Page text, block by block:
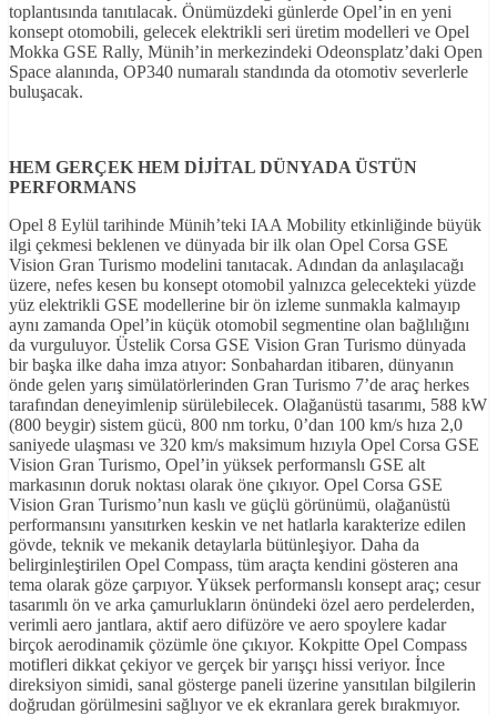
toplantısında tanıtılacak. Önümüzdeki günlerde Opel’in en yeni
konsept otomobili, gelecek elektrikli seri üretim modelleri ve Opel
Mokka GSE Rally, Münih’in merkezindeki Odeonsplatz’daki Open
Space alanında, OP340 numaralı standında da otomotiv severlerle
buluşacak.
HEM GERÇEK HEM DİJİTAL DÜNYADA ÜSTÜN
PERFORMANS
Opel 8 Eylül tarihinde Münih’teki IAA Mobility etkinliğinde büyük
ilgi çekmesi beklenen ve dünyada bir ilk olan Opel Corsa GSE
Vision Gran Turismo modelini tanıtacak. Adından da anlaşılacağı
üzere, nefes kesen bu konsept otomobil yalnızca gelecekteki yüzde
yüz elektrikli GSE modellerine bir ön izleme sunmakla kalmayıp
aynı zamanda Opel’in küçük otomobil segmentine olan bağlılığını
da vurguluyor. Üstelik Corsa GSE Vision Gran Turismo dünyada
bir başka ilke daha imza atıyor: Sonbahardan itibaren, dünyanın
önde gelen yarış simülatörlerinden Gran Turismo 7’de araç herkes
tarafından deneyimlenip sürülebilecek. Olağanüstü tasarımı, 588 kW
(800 beygir) sistem gücü, 800 nm torku, 0’dan 100 km/s hıza 2,0
saniyede ulaşması ve 320 km/s maksimum hızıyla Opel Corsa GSE
Vision Gran Turismo, Opel’in yüksek performanslı GSE alt
markasının doruk noktası olarak öne çıkıyor. Opel Corsa GSE
Vision Gran Turismo’nun kaslı ve güçlü görünümü, olağanüstü
performansını yansıtırken keskin ve net hatlarla karakterize edilen
gövde, teknik ve mekanik detaylarla bütünleşiyor. Daha da
belirginleştirilen Opel Compass, tüm araçta kendini gösteren ana
tema olarak göze çarpıyor. Yüksek performanslı konsept araç; cesur
tasarımlı ön ve arka çamurlukların önündeki özel aero perdelerden,
verimli aero jantlara, aktif aero difüzöre ve aero spoylere kadar
birçok aerodinamik çözümle öne çıkıyor. Kokpitte Opel Compass
motifleri dikkat çekiyor ve gerçek bir yarışçı hissi veriyor. İnce
direksiyon simidi, sanal gösterge paneli üzerine yansıtılan bilgilerin
doğrudan görülmesini sağlıyor ve ek ekranlara gerek bırakmıyor.